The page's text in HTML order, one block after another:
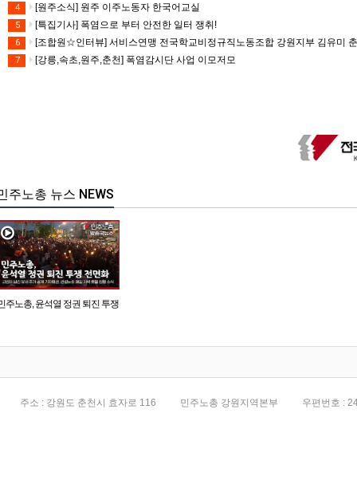
4 [원주소식] 원주 이주노동자 한국어교실
5 [특집기사] 폭염으로 부터 안전한 일터 쟁취!
6 [조합원☆인터뷰] 서비스연맹 전국학교비정규직노동조합 강원지부 김유미
7 [강릉,속초,원주,춘천] 폭염감시단 사업 이모저모
주노총 뉴스 NEWS
주노총, 윤석열 정권 퇴진 투쟁
주소 : 강원도 춘천시 효자로 116 민주노총 강원지역본부 우편번호 :